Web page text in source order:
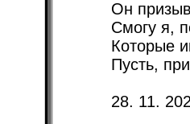
Он
Смогу я,
Которые
Пусть,
28. 11.